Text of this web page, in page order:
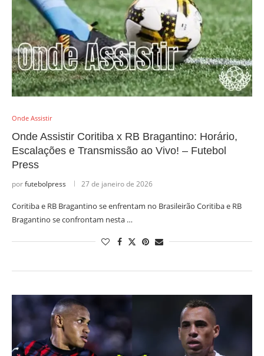
Onde Assistir
Onde Assistir Coritiba x RB Bragantino: Horário,
Escalações e Transmissão ao Vivo! – Futebol
Press
porfutebolpress 27 de janeiro de 2026
Coritiba e RB Bragantino se enfrentam no Brasileirão Coritiba e RB
Bragantino se confrontam nesta …